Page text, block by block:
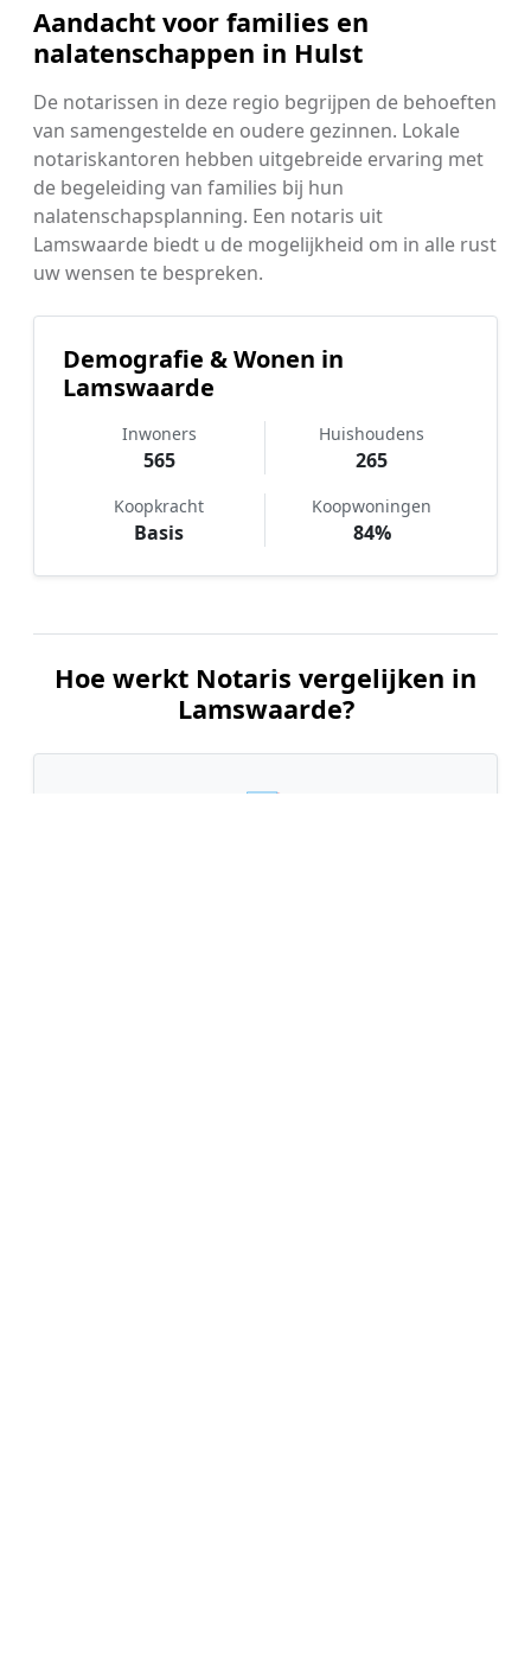
Aandacht voor families en
nalatenschappen in Hulst
De notarissen in deze regio begrijpen de behoeften
van samengestelde en oudere gezinnen. Lokale
notariskantoren hebben uitgebreide ervaring met
de begeleiding van families bij hun
nalatenschapsplanning. Een notaris uit
Lamswaarde biedt u de mogelijkheid om in alle rust
uw wensen te bespreken.
Demografie & Wonen in
Lamswaarde
Inwoners
565
Huishoudens
265
Koopkracht
Basis
Koopwoningen
84%
Hoe werkt Notaris vergelijken in
Lamswaarde?
📝